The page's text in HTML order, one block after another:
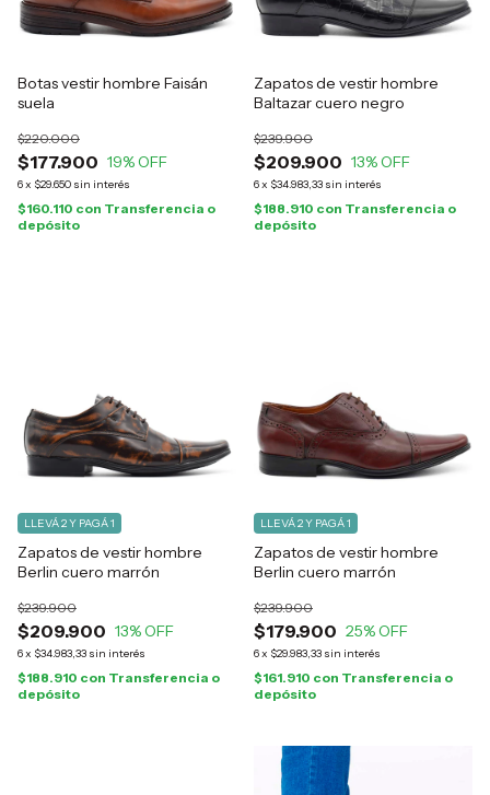
Botas vestir hombre Faisán
suela
$177.900
$220.000
19% OFF
6x $29.650 sin interés
$160.110 con Transferencia o
depósito
Zapatos de vestir hombre
Baltazar cuero negro
$209.900
$239.900
13% OFF
6x $34.983,33 sin interés
$188.910 con Transferencia o
depósito
Zapatos de vestir hombre
Berlin cuero marrón
$209.900
$239.900
13% OFF
6x $34.983,33 sin interés
LLEVÁ 2 Y PAGÁ 1
$188.910 con Transferencia o
depósito
Zapatos de vestir hombre
Berlin cuero marrón
$179.900
$239.900
25% OFF
6x $29.983,33 sin interés
LLEVÁ 2 Y PAGÁ 1
$161.910 con Transferencia o
depósito